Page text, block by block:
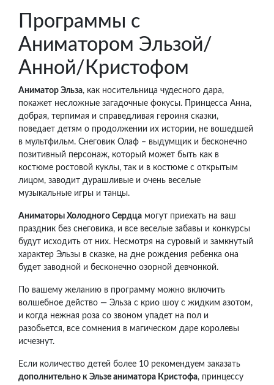
Программы с
Аниматором Эльзой/
Анной/Кристофом
Аниматор Эльза, как носительница чудесного дара,
покажет несложные загадочные фокусы. Принцесса Анна,
добрая, терпимая и справедливая героиня сказки,
поведает детям о продолжении их истории, не вошедшей
в мультфильм. Снеговик Олаф – выдумщик и бесконечно
позитивный персонаж, который может быть как в
костюме ростовой куклы, так и в костюме с открытым
лицом, заводит дурашливые и очень веселые
музыкальные игры и танцы.
Аниматоры Холодного Сердца могут приехать на ваш
праздник без снеговика, и все веселые забавы и конкурсы
будут исходить от них. Несмотря на суровый и замкнутый
характер Эльзы в сказке, на дне рождения ребенка она
будет заводной и бесконечно озорной девчонкой.
По вашему желанию в программу можно включить
волшебное действо — Эльза с крио шоу с жидким азотом,
и когда нежная роза со звоном упадет на пол и
разобьется, все сомнения в магическом даре королевы
исчезнут.
Если количество детей более 10 рекомендуем заказать
дополнительно к Эльзе аниматора Кристофа, принцессу